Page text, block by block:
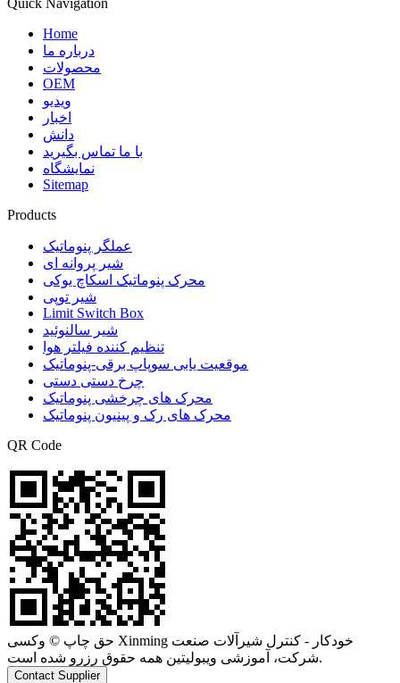
Home
درباره ما
محصولات
OEM
ویدیو
اخبار
دانش
با ما تماس بگیرید
نمایشگاه
Sitemap
Products
عملگر پنوماتیک
شیر پروانه ای
محرک پنوماتیک اسکاچ یوکی
شیر توپی
Limit Switch Box
شیر سالنوئید
تنظیم کننده فیلتر هوا
موقعیت یابی سوپاپ برقی-پنوماتیک
چرخ دستی دستی
محرک های چرخشی پنوماتیک
محرک های رک و پینیون پنوماتیک
QR Code
حق چاپ © وکسی Xinming خودکار - کنترل شیرآلات صنعت
شرکت، آموزشی ویبولیتین همه حقوق رزرو شده است.
Contact Supplier